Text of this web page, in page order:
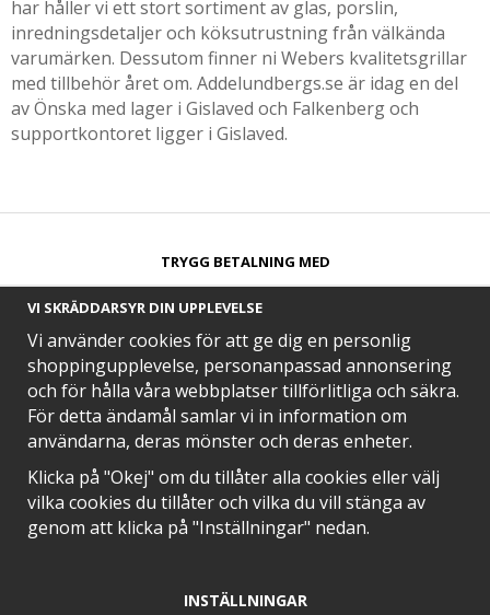
har håller vi ett stort sortiment av glas, porslin,
inredningsdetaljer och köksutrustning från välkända
varumärken. Dessutom finner ni Webers kvalitetsgrillar
med tillbehör året om. Addelundbergs.se är idag en del
av Önska med lager i Gislaved och Falkenberg och
supportkontoret ligger i Gislaved.
TRYGG BETALNING MED​
SNABB LEVERANS MED
EN DEL AV
VI SKRÄDDARSYR DIN UPPLEVELSE
Vi använder cookies för att ge dig en personlig
shoppingupplevelse, personanpassad annonsering
och för hålla våra webbplatser tillförlitliga och säkra.
För detta ändamål samlar vi in information om
användarna, deras mönster och deras enheter.
Klicka på "Okej" om du tillåter alla cookies eller välj
vilka cookies du tillåter och vilka du vill stänga av
genom att klicka på "Inställningar" nedan.
INSTÄLLNINGAR